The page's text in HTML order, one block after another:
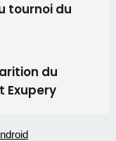
2026
loges
avant 2081